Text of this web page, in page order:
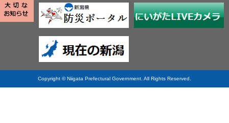
Copyright © Niigata Prefectural Government. All Rights Reserved.